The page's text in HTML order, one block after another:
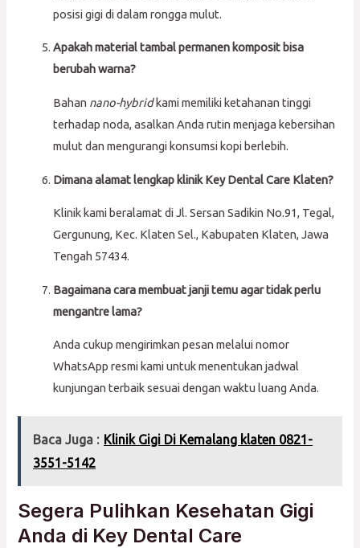
posisi gigi di dalam rongga mulut.
Apakah material tambal permanen komposit bisa
berubah warna?
Bahan nano-hybridkami memiliki ketahanan tinggi
terhadap noda, asalkan Anda rutin menjaga kebersihan
mulut dan mengurangi konsumsi kopi berlebih.
Dimana alamat lengkap klinik Key Dental Care Klaten?
Klinik kami beralamat di Jl. Sersan Sadikin No.91, Tegal,
Gergunung, Kec. Klaten Sel., Kabupaten Klaten, Jawa
Tengah 57434.
Bagaimana cara membuat janji temu agar tidak perlu
mengantre lama?
Anda cukup mengirimkan pesan melalui nomor
WhatsApp resmi kami untuk menentukan jadwal
kunjungan terbaik sesuai dengan waktu luang Anda.
Baca Juga : Klinik Gigi Di Kemalang klaten 0821-
3551-5142
Segera Pulihkan Kesehatan Gigi
Anda di Key Dental Care